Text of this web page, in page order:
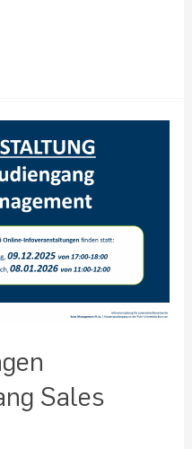
Sales